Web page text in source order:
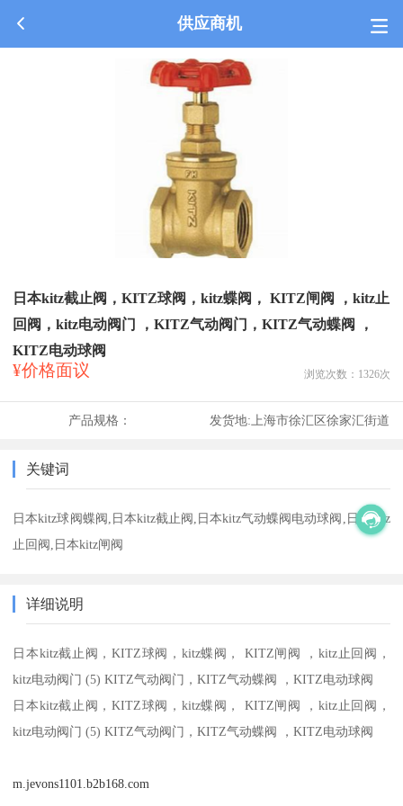
供应商机
日本kitz截止阀，KITZ球阀，kitz蝶阀， KITZ闸阀 ，kitz止
回阀，kitz电动阀门 ，KITZ气动阀门，KITZ气动蝶阀 ，
KITZ电动球阀
¥价格面议 浏览次数： 1326次
产品规格： 发货地:上海市徐汇区徐家汇街道
关键词
日本kitz球阀蝶阀,日本kitz截止阀,日本kitz气动蝶阀电动球阀,日本kitz
止回阀,日本kitz闸阀
详细说明
日本kitz截止阀，KITZ球阀，kitz蝶阀， KITZ闸阀 ，kitz止回阀，
kitz电动阀门 (5) KITZ气动阀门，KITZ气动蝶阀 ，KITZ电动球阀
日本kitz截止阀，KITZ球阀，kitz蝶阀， KITZ闸阀 ，kitz止回阀，
kitz电动阀门 (5) KITZ气动阀门，KITZ气动蝶阀 ，KITZ电动球阀
m.jevons1101.b2b168.com